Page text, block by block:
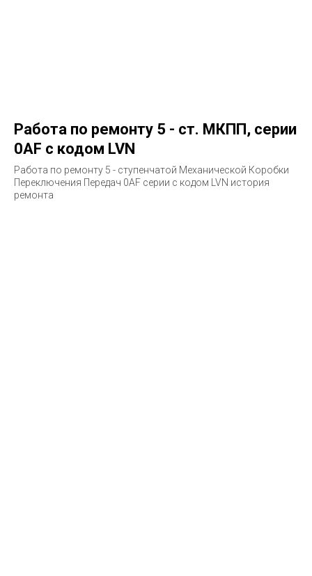
Работа по ремонту 5 - ст. МКПП, серии
0AF с кодом LVN
Работа по ремонту 5 - ступенчатой Механической Коробки
Переключения Передач 0AF серии с кодом LVN история
ремонта